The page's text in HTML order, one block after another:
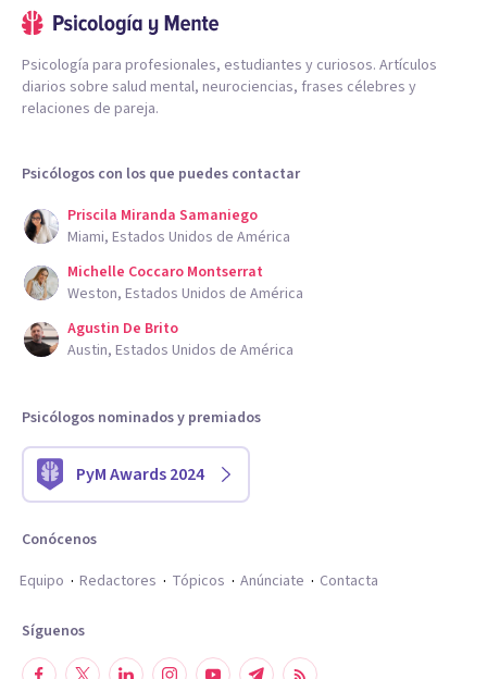
Psicología para profesionales, estudiantes y curiosos. Artículos
diarios sobre salud mental, neurociencias, frases célebres y
relaciones de pareja.
Psicólogos con los que puedes contactar
Priscila Miranda Samaniego
Miami, Estados Unidos de América
Michelle Coccaro Montserrat
Weston, Estados Unidos de América
Agustin De Brito
Austin, Estados Unidos de América
Psicólogos nominados y premiados
PyM Awards 2024
Conócenos
Equipo
Redactores Tópicos Anúnciate Contacta
Síguenos